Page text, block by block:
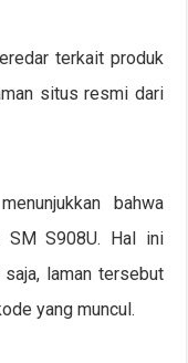
terkait produk
situs resmi dari
bahwa
SM S908U. Hal ini
laman tersebut
yang muncul.